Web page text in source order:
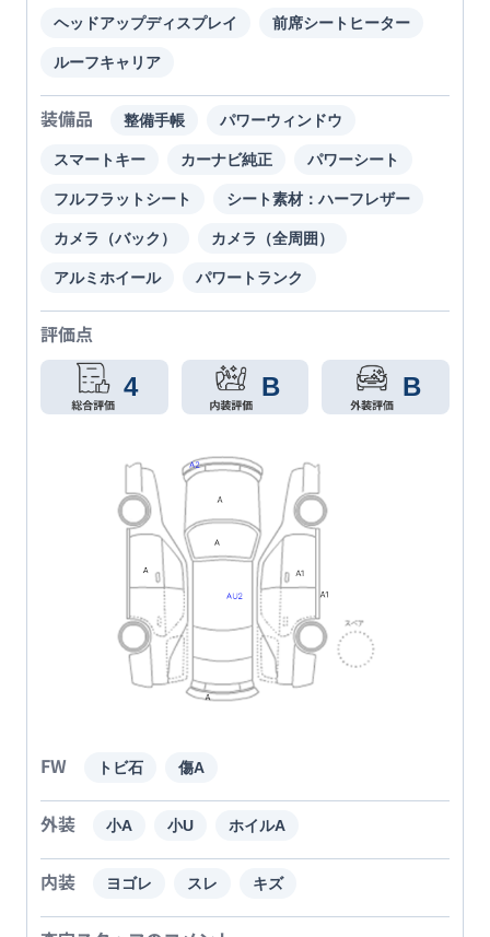
ヘッドアップディスプレイ 前席シートヒーター
ルーフキャリア
装備品 整備手帳 パワーウィンドウ
スマートキー カーナビ純正 パワーシート
フルフラットシート シート素材：ハーフレザー
カメラ（バック） カメラ（全周囲）
アルミホイール パワートランク
評価点
4 B B
FW トビ石 傷A
外装 小A 小U ホイルA
内装 ヨゴレ スレ キズ